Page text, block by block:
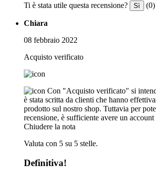
Ti è stata utile questa recensione? Sì (0)
Chiara
08 febbraio 2022
Acquisto verificato
Con "Acquisto verificato" si
è stata scritta da clienti che hanno
prodotto sul nostro shop. Tuttavia per
recensione, è sufficiente avere un
Chiudere la nota
Valuta con 5 su 5 stelle.
Definitiva!